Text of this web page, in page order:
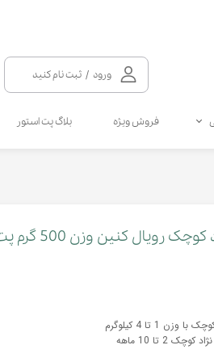
ورود / ثبت نام کنید
حساب کاربری من
تغییر گذر واژه
انواع قطره گربه
انواع اسپری سگ
کرم دست و پای سگ
فروش ویژه بلاگ پت استور
کنین وزن 500 گرم پت استوک
1 تا 4 کیلوگرم
2 تا 10 ماهه